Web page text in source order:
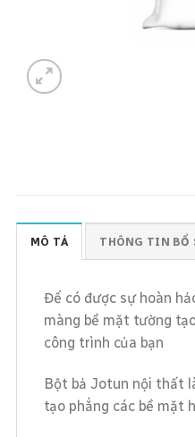
MÔ TẢ THÔNG TIN BỔ
Để có được sự hoàn
màng bề mặt tường
công trình của bạn
Bột bả Jotun nội thất
tạo phẳng các bề mặt